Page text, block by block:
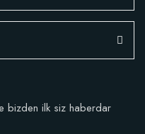
TL
bizden ilk siz haberdar